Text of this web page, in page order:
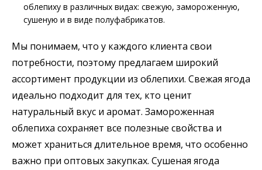
облепиху в различных видах: свежую, замороженную,
сушеную и в виде полуфабрикатов.
Мы понимаем, что у каждого клиента свои
потребности, поэтому предлагаем широкий
ассортимент продукции из облепихи. Свежая ягода
идеально подходит для тех, кто ценит
натуральный вкус и аромат. Замороженная
облепиха сохраняет все полезные свойства и
может храниться длительное время, что особенно
важно при оптовых закупках. Сушеная ягода